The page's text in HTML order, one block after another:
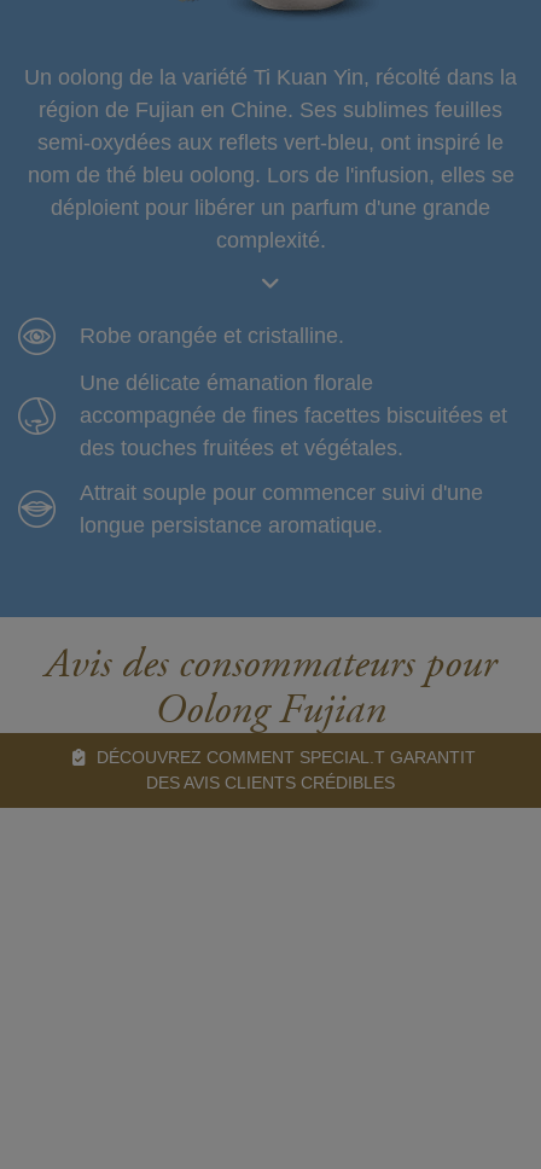
Un oolong de la variété Ti Kuan Yin, récolté dans la
région de Fujian en Chine. Ses sublimes feuilles
semi-oxydées aux reflets vert-bleu, ont inspiré le
nom de thé bleu oolong. Lors de l'infusion, elles se
déploient pour libérer un parfum d'une grande
complexité.
Robe orangée et cristalline.
Une délicate émanation florale
accompagnée de fines facettes biscuitées et
des touches fruitées et végétales.
Attrait souple pour commencer suivi d'une
longue persistance aromatique.
Avis des consommateurs pour
Oolong Fujian
DÉCOUVREZ COMMENT SPECIAL.T GARANTIT
DES AVIS CLIENTS CRÉDIBLES